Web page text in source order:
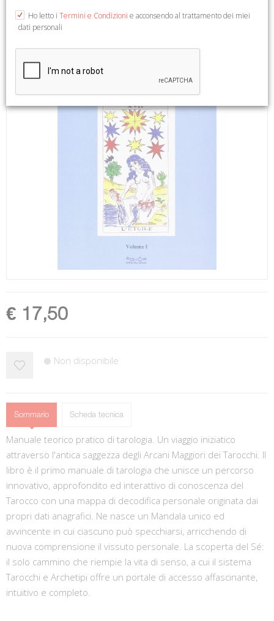
(Viadelmattonumero0).
€ 17,50
Non disponibile
Sommario Scheda tecnica
Manuale teorico pratico di tarologia. Un viaggio iniziatico
attraverso l'antica saggezza degli Arcani Maggiori dei Tarocchi. Il
libro è il primo manuale di tarologia che unisce un percorso
innovativo, approfondito ed interattivo di conoscenza del
Tarocco con una mappa di decodifica personale originata dai
propri dati anagrafici. Ne nasce un Mandala unico ed
avvincente in cui ciascuno può specchiarsi, arricchendo di
nuova comprensione il vissuto personale. La scoperta del Sé:
il solo cammino che riempie la vita di senso, a cui il sistema
Tarocchi e Archetipi offre un portale di accesso affascinante,
intuitivo e completo.
Ho letto i Termini e Condizioni e acconsendo al trattamento dei miei
dati personali